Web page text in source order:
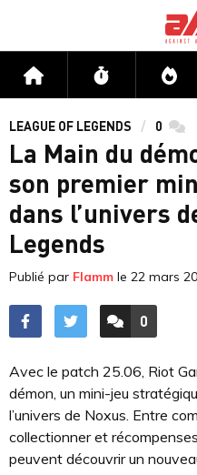
Accueil Flux
LEAGUE OF LEGENDS 0
La Main du
son premier
dans l’univers
Legends
Publié par Flamm le 22 mars
0
Avec le patch 25.06, Riot
démon, un mini-jeu
l’univers de Noxus. Entre
collectionner et
peuvent découvrir un